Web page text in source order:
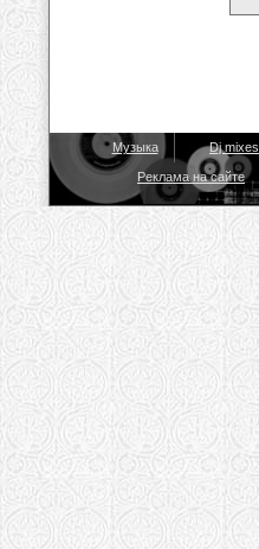
Музыка Dj mixes
Реклама на сайте